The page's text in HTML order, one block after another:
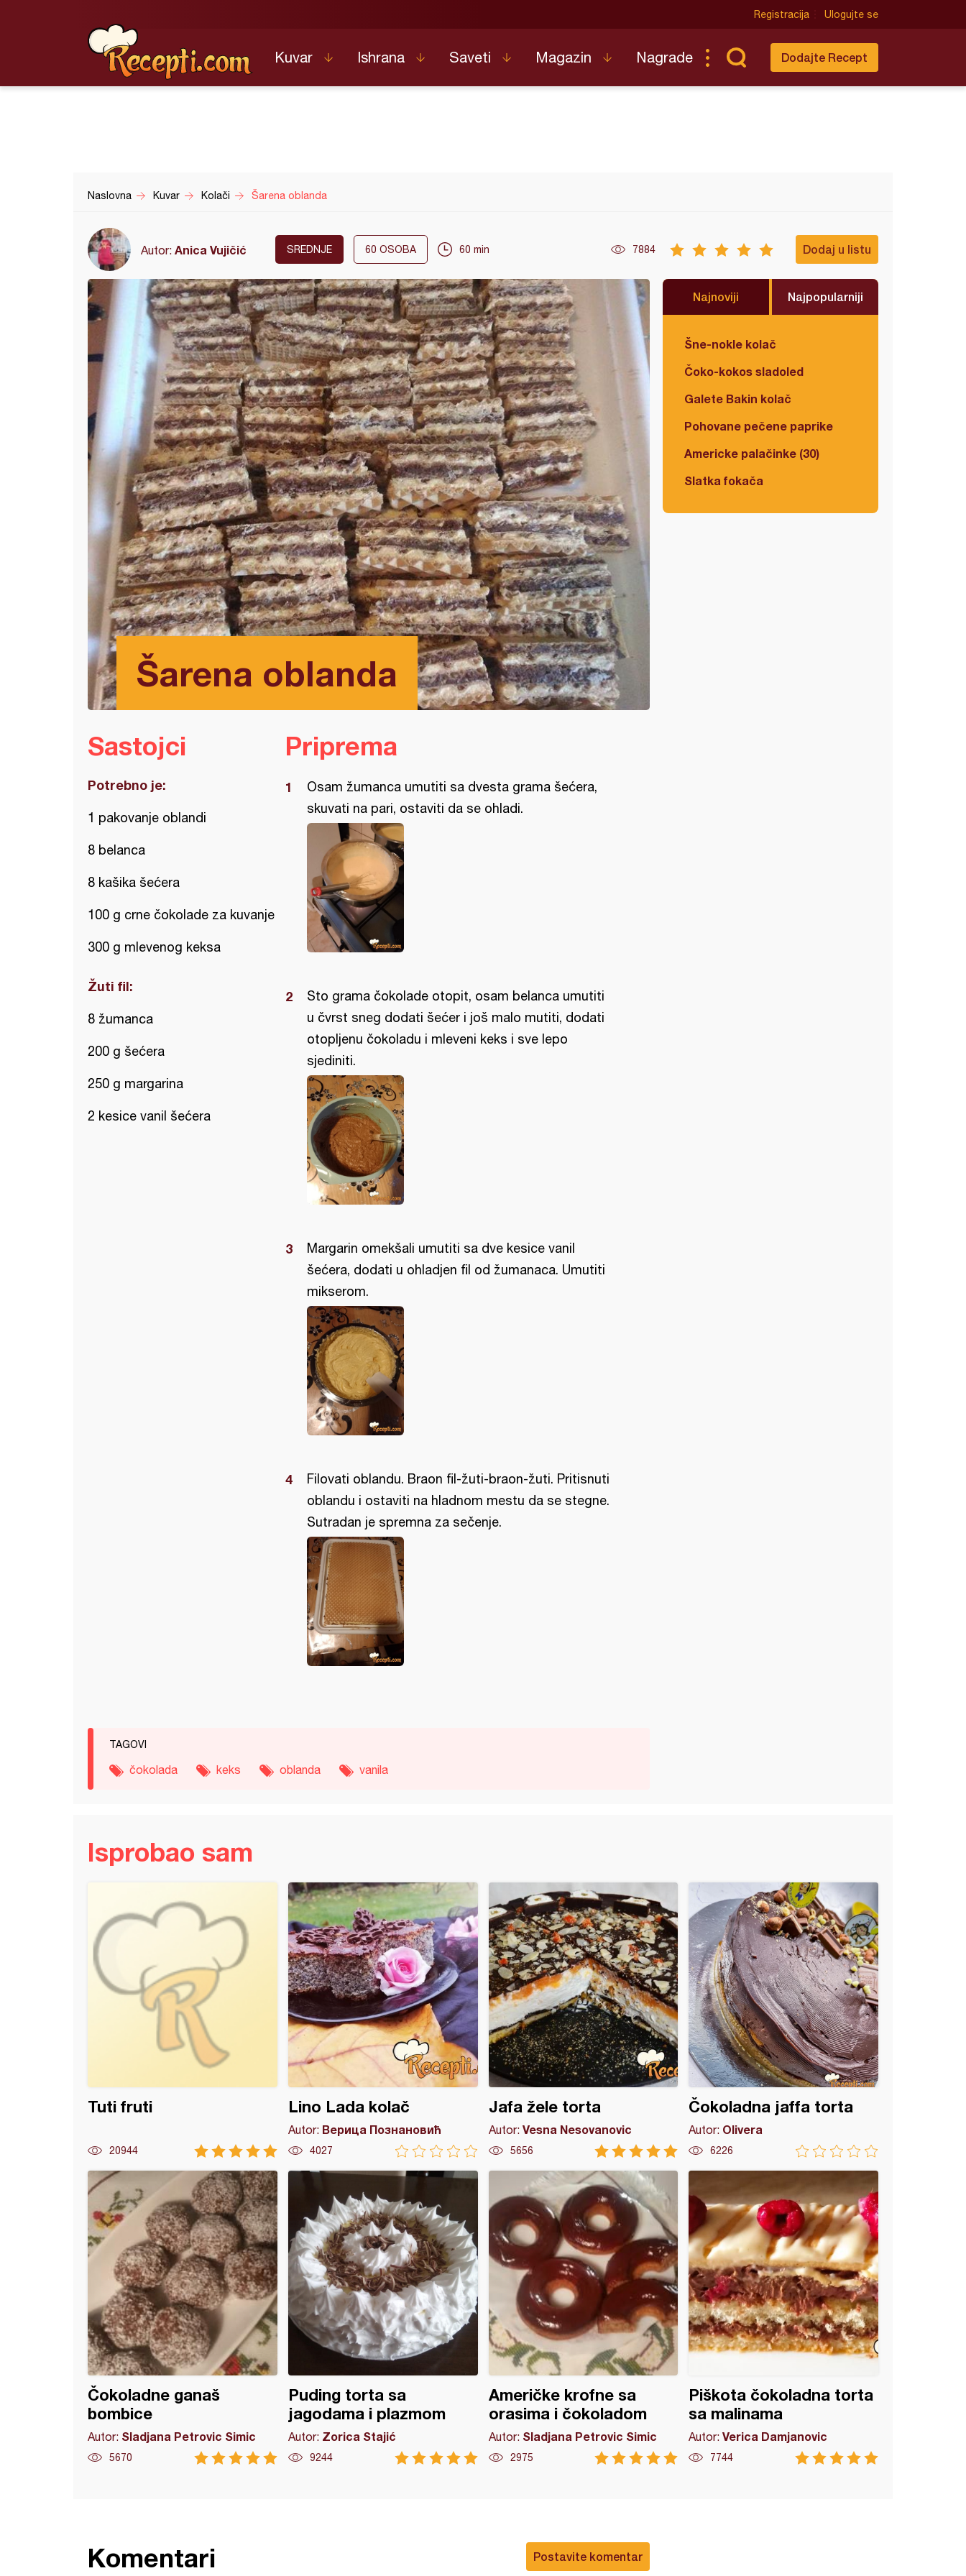
Registracija Ulogujte se
Kuvar Ishrana Saveti Magazin Nagrade Dodajte Recept
Naslovna Kuvar Kolači Šarena oblanda
Autor: Anica Vujičić SREDNJE 60 OSOBA 60 min 7884 Dodaj u listu
Šarena oblanda
Najnoviji Najpopularniji
Šne-nokle kolač
Čoko-kokos sladoled
Galete Bakin kolač
Pohovane pečene paprike
Americke palačinke (30)
Slatka fokača
Sastojci
Potrebno je:
1 pakovanje oblandi
8 belanca
8 kašika šećera
100 g crne čokolade za kuvanje
300 g mlevenog keksa
Žuti fil:
8 žumanca
200 g šećera
250 g margarina
2 kesice vanil šećera
Priprema
Osam žumanca umutiti sa dvesta grama šećera,
skuvati na pari, ostaviti da se ohladi.
Sto grama čokolade otopit, osam belanca umutiti
u čvrst sneg dodati šećer i još malo mutiti, dodati
otopljenu čokoladu i mleveni keks i sve lepo
sjediniti.
Margarin omekšali umutiti sa dve kesice vanil
šećera, dodati u ohladjen fil od žumanaca. Umutiti
mikserom.
Filovati oblandu. Braon fil-žuti-braon-žuti. Pritisnuti
oblandu i ostaviti na hladnom mestu da se stegne.
Sutradan je spremna za sečenje.
TAGOVI
čokolada keks oblanda vanila
Isprobao sam
Tuti fruti
20944
Lino Lada kolač
Autor: Верица Познановић
4027
Jafa žele torta
Autor: Vesna Nesovanovic
5656
Čokoladna jaffa torta
Autor: Olivera
6226
Čokoladne ganaš
bombice
Autor: Sladjana Petrovic Simic
5670
Puding torta sa
jagodama i plazmom
Autor: Zorica Stajić
9244
Američke krofne sa
orasima i čokoladom
Autor: Sladjana Petrovic Simic
2975
Piškota čokoladna torta
sa malinama
Autor:Verica Damjanovic
7744
čokoladna torta sa malinama
Postavite komentar
Komentari